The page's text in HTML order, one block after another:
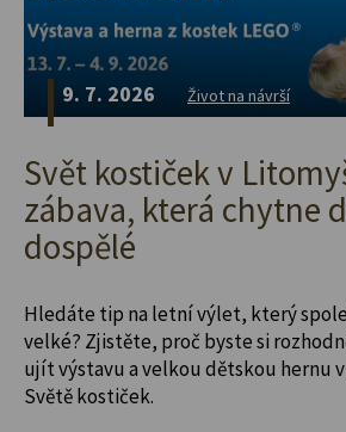
9. 7. 2026 Život na návrší
Svět kostiček v
zábava, která chytne
dospělé
Hledáte tip na letní výlet, který
velké? Zjistěte, proč byste si
ujít výstavu a velkou dětskou hernu
Světě kostiček.